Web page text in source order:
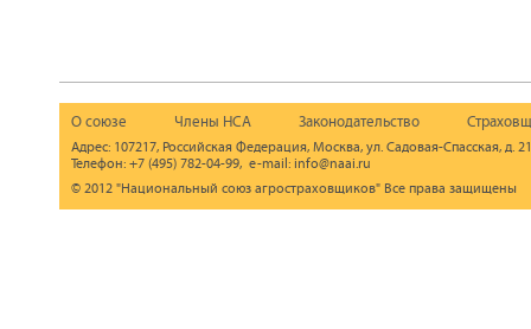
О союзе Члены НСА Законодательство
Адрес: 107217, Российская Федерация, Москва, ул. Садовая-Спасская, д.
Телефон: +7 (495) 782-04-99, e-mail: info@naai.ru
© 2012 "Национальный союз агростраховщиков" Все права защищены